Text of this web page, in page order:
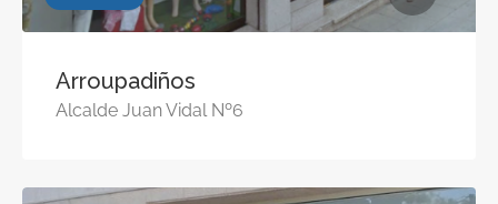
Arroupadiños
Alcalde Juan Vidal Nº6